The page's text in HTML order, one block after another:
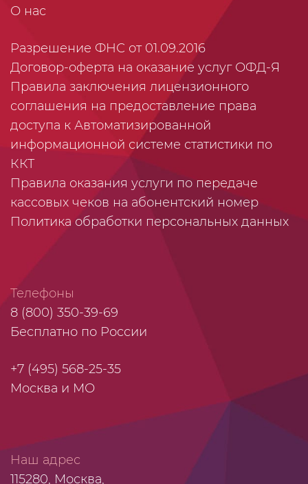
О нас
Разрешение ФНС от 01.09.2016
Договор-оферта на оказание услуг ОФД-Я
Правила заключения лицензионного
соглашения на предоставление права
доступа к Автоматизированной
информационной системе статистики по
ККТ
Правила оказания услуги по передаче
кассовых чеков на абонентский номер
Политика обработки персональных данных
Телефоны
8 (800) 350-39-69
Бесплатно по России
+7 (495) 568-25-35
Москва и МО
Наш адрес
115280, Москва,